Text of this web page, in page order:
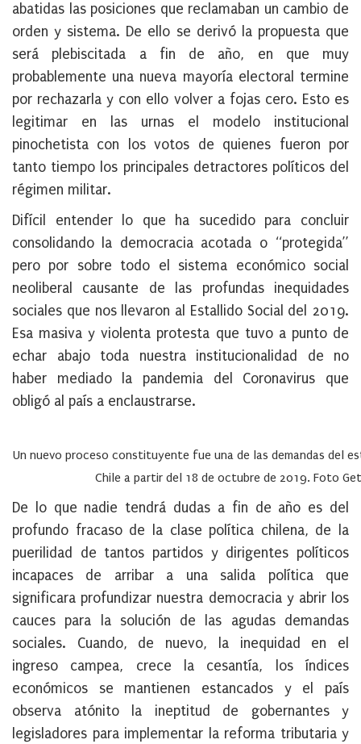
abatidas las posiciones que reclamaban un cambio de
orden y sistema. De ello se derivó la propuesta que
será plebiscitada a fin de año, en que muy
probablemente una nueva mayoría electoral termine
por rechazarla y con ello volver a fojas cero. Esto es
legitimar en las urnas el modelo institucional
pinochetista con los votos de quienes fueron por
tanto tiempo los principales detractores políticos del
régimen militar.
Difícil entender lo que ha sucedido para concluir
consolidando la democracia acotada o “protegida”
pero por sobre todo el sistema económico social
neoliberal causante de las profundas inequidades
sociales que nos llevaron al Estallido Social del 2019.
Esa masiva y violenta protesta que tuvo a punto de
echar abajo toda nuestra institucionalidad de no
haber mediado la pandemia del Coronavirus que
obligó al país a enclaustrarse.
Un nuevo proceso constituyente fue una de las demandas del
Chile a partir del 18 de octubre de 2019. Foto
De lo que nadie tendrá dudas a fin de año es del
profundo fracaso de la clase política chilena, de la
puerilidad de tantos partidos y dirigentes políticos
incapaces de arribar a una salida política que
significara profundizar nuestra democracia y abrir los
cauces para la solución de las agudas demandas
sociales. Cuando, de nuevo, la inequidad en el
ingreso campea, crece la cesantía, los índices
económicos se mantienen estancados y el país
observa atónito la ineptitud de gobernantes y
legisladores para implementar la reforma tributaria y